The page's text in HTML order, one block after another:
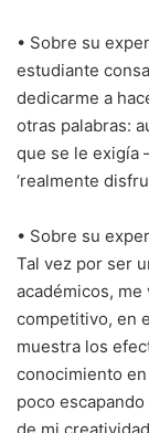
• Sobre su
estudiante
dedicarme a
otras palabras:
que se le exigía
‘realmente
• Sobre su
Tal vez por ser
académicos,
competitivo, en
muestra los
conocimiento
poco